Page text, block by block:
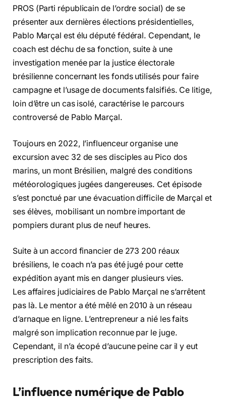
PROS (Parti républicain de l’ordre social) de se
présenter aux dernières élections présidentielles,
Pablo Marçal est élu député fédéral. Cependant, le
coach est déchu de sa fonction, suite à une
investigation menée par la justice électorale
brésilienne concernant les fonds utilisés pour faire
campagne et l’usage de documents falsifiés. Ce litige,
loin d’être un cas isolé, caractérise le parcours
controversé de Pablo Marçal.
Toujours en 2022, l’influenceur organise une
excursion avec 32 de ses disciples au Pico dos
marins, un mont Brésilien, malgré des conditions
météorologiques jugées dangereuses. Cet épisode
s’est ponctué par une évacuation difficile de Marçal et
ses élèves, mobilisant un nombre important de
pompiers durant plus de neuf heures.
Suite à un accord financier de 273 200 réaux
brésiliens, le coach n’a pas été jugé pour cette
expédition ayant mis en danger plusieurs vies.
Les affaires judiciaires de Pablo Marçal ne s’arrêtent
pas là. Le mentor a été mêlé en 2010 à un réseau
d’arnaque en ligne. L’entrepreneur a nié les faits
malgré son implication reconnue par le juge.
Cependant, il n’a écopé d’aucune peine car il y eut
prescription des faits.
L’influence numérique de Pablo